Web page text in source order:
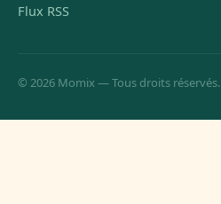
Flux RSS
© 2026 Momix — Tous droits réservés.